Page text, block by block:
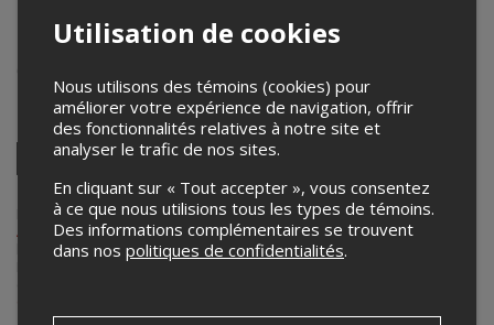
Centre sportif Léonard Grondin
Partagez cet événement
Facebook
Twitter
Linkedin PinterestEnvoyer
par
courriel
Lepointdevente.com agit à titre de mandataire pour L'Indigo Junior
AAA de Granbydans le cadre de l’affichage en ligne et la vente de
billets pour ses événements.
Pour plus d’information à propos de cet événement, veuillez
Utilisation de cookies
Nous utilisons des témoins (cookies) pour
améliorer votre expérience de navigation, offrir
des fonctionnalités relatives à notre site et
analyser le trafic de nos sites.
En cliquant sur « Tout accepter », vous consentez
à ce que nous utilisions tous les types de témoins.
Des informations complémentaires se trouvent
dans nos politiques de confidentialités.